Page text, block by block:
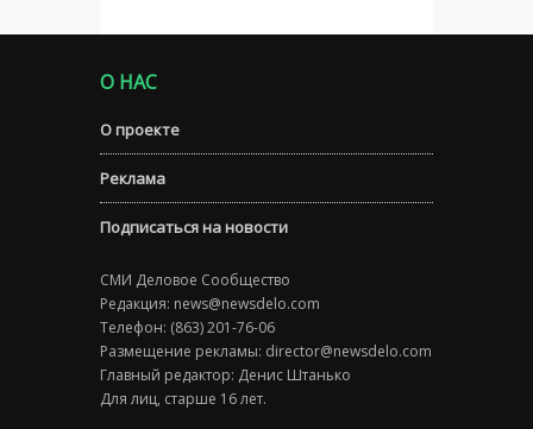
О НАС
О проекте
Реклама
Подписаться на новости
СМИ Деловое Сообщество
Редакция: news@newsdelo.com
Телефон: (863) 201-76-06
Размещение рекламы: director@newsdelo.com
Главный редактор: Денис Штанько
Для лиц, старше 16 лет.